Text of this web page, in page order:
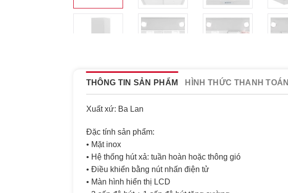
THÔNG TIN SẢN PHẨM HÌNH THỨC THANH TOÁN
Xuất xứ: Ba Lan
Đặc tính sản phẩm:
• Mặt inox
• Hệ thống hút xả: tuần hoàn hoặc thông gió
• Điều khiển bằng nút nhấn điện tử
• Màn hình hiển thị LCD